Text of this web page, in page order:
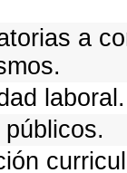
a
laboral.